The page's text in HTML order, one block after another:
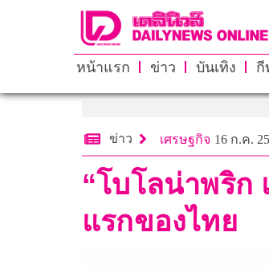
หน้าแรก ข่าว บันเทิง กี
ข่าว เศรษฐกิจ 16 ก.ค.
“โบโลน่าพริ
แรกของไทย